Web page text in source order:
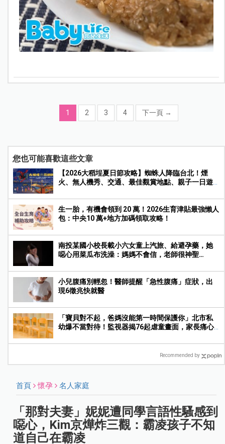
1 2 3 4 下一頁 →
您也可能喜歡這些文章
【2026大稻埕夏日節攻略】蜘蛛人降臨台北！煙
火、無人機秀、交通、最佳觀賞地點、親子一日遊
生一胎，有機會領到 20 萬！2026生育津貼最強懶人
包：中央10 萬+地方加碼領取攻略！
南投某國小校長載小六女童上汽旅、給避孕藥，她
噁心用菜瓜布洗澡：媽媽不會信，老師很神聖…
小兒腹痛別輕忽！醫師提醒「急性腹痛」症狀，出
現6徵兆快就醫
「寶貝對不起，爸媽沒能第一時間保護你」北市私
幼爆不當對待！監視器揭76起虐童畫面，家長痛心
Recommended by
首頁 懷孕 名人家庭
「那對夫妻」妮妮遭同學言語性騷感到
噁心，Kim京燁炸三觀：霸凌孩子不知
道自己在霸凌